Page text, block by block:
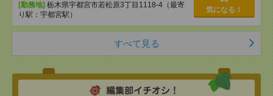
[勤務地] 栃木県宇都宮市若松原3丁目1118-4（最寄
り駅：宇都宮駅）
気になる！
すべて見る